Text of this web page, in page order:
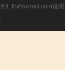
f_fb#foxmail.com说